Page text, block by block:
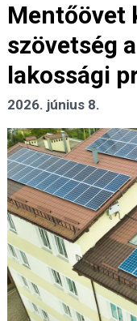
Mentőövet
szövetség
lakossági
2026. június 8.